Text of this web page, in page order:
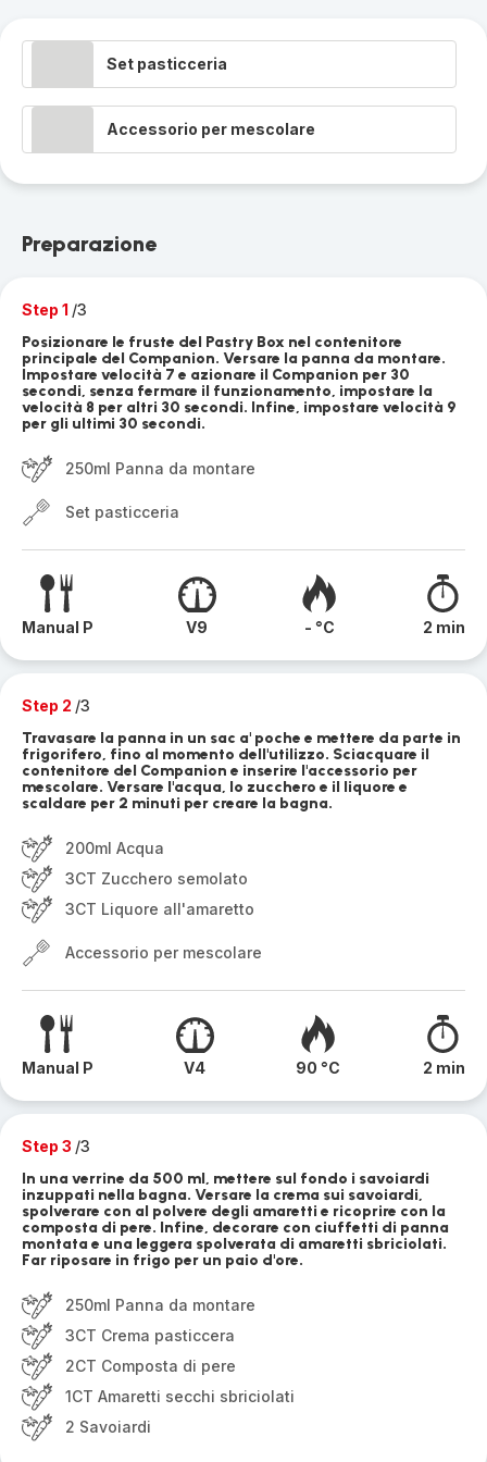
Set pasticceria
Accessorio per mescolare
Preparazione
Step 1 /3
Posizionare le fruste del Pastry Box nel contenitore
principale del Companion. Versare la panna da montare.
Impostare velocità 7 e azionare il Companion per 30
secondi, senza fermare il funzionamento, impostare la
velocità 8 per altri 30 secondi. Infine, impostare velocità 9
per gli ultimi 30 secondi.
250ml Panna da montare
Set pasticceria
Manual P V9 - °C 2 min
Step 2 /3
Travasare la panna in un sac a' poche e mettere da parte in
frigorifero, fino al momento dell'utilizzo. Sciacquare il
contenitore del Companion e inserire l'accessorio per
mescolare. Versare l'acqua, lo zucchero e il liquore e
scaldare per 2 minuti per creare la bagna.
200ml Acqua
3CT Zucchero semolato
3CT Liquore all'amaretto
Accessorio per mescolare
Manual P V4 90 °C 2 min
Step 3 /3
In una verrine da 500 ml, mettere sul fondo i savoiardi
inzuppati nella bagna. Versare la crema sui savoiardi,
spolverare con al polvere degli amaretti e ricoprire con la
composta di pere. Infine, decorare con ciuffetti di panna
montata e una leggera spolverata di amaretti sbriciolati.
Far riposare in frigo per un paio d'ore.
250ml Panna da montare
3CT Crema pasticcera
2CT Composta di pere
1CT Amaretti secchi sbriciolati
2 Savoiardi